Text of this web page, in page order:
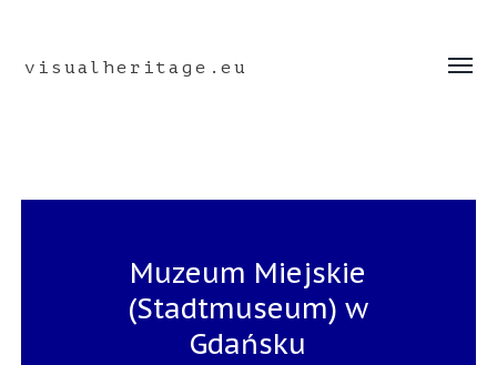
visualheritage.eu
Toggle
Muzeum Miejskie
(Stadtmuseum) w
Gdańsku